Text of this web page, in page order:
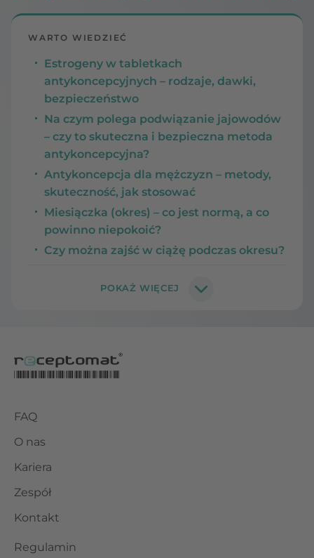
WARTO WIEDZIEĆ
Estrogeny w tabletkach
antykoncepcyjnych – rodzaje, dawki,
bezpieczeństwo
Na czym polega podwiązanie jajowodów
– czy to skuteczna i bezpieczna metoda
antykoncepcyjna?
Antykoncepcja dla mężczyzn – metody,
skuteczność, jak stosować
Miesiączka (okres) – co jest normą, a co
powinno niepokoić?
Czy można zajść w ciążę podczas okresu?
FAQ
O nas
Kariera
Zespół
Kontakt
Regulamin